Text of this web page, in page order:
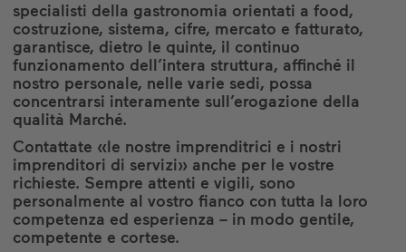
specialisti della gastronomia orientati a food,
costruzione, sistema, cifre, mercato e fatturato,
garantisce, dietro le quinte, il continuo
funzionamento dell’intera struttura, affinché il
nostro personale, nelle varie sedi, possa
concentrarsi interamente sull’erogazione della
qualità Marché.
Contattate «le nostre imprenditrici e i nostri
imprenditori di servizi» anche per le vostre
richieste. Sempre attenti e vigili, sono
personalmente al vostro fianco con tutta la loro
competenza ed esperienza – in modo gentile,
competente e cortese.